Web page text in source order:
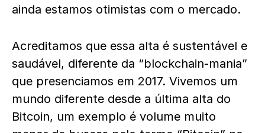
ainda estamos otimistas com o mercado.
Acreditamos que essa alta é sustentável e
saudável, diferente da “blockchain-mania”
que presenciamos em 2017. Vivemos um
mundo diferente desde a última alta do
Bitcoin, um exemplo é volume muito